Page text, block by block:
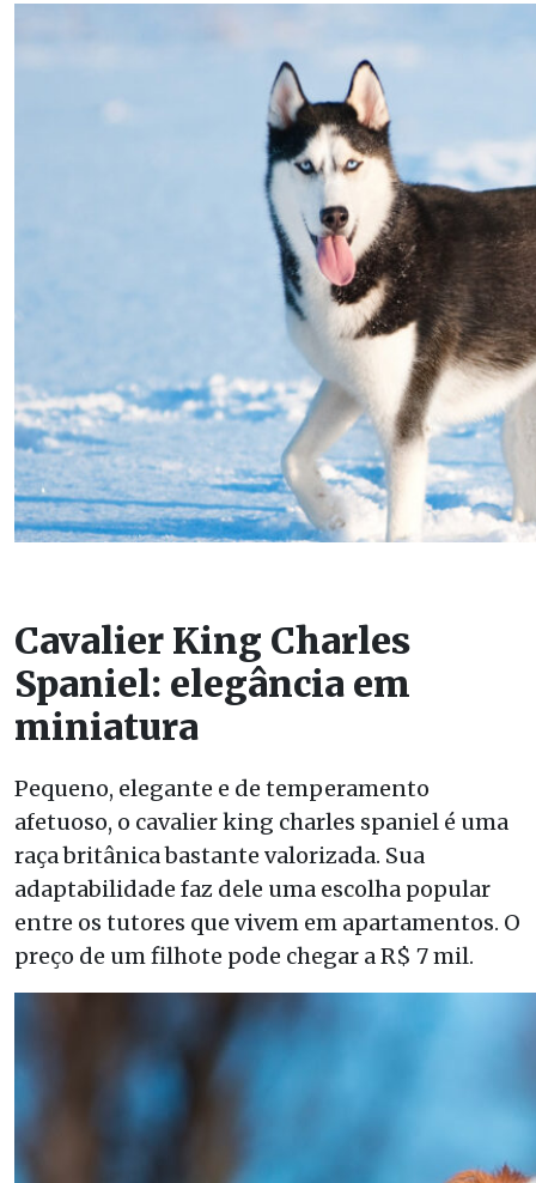
Cavalier King Charles
Spaniel: elegância em
miniatura
Pequeno, elegante e de temperamento
afetuoso, o cavalier king charles spaniel é uma
raça britânica bastante valorizada. Sua
adaptabilidade faz dele uma escolha popular
entre os tutores que vivem em apartamentos. O
preço de um filhote pode chegar a R$ 7 mil.